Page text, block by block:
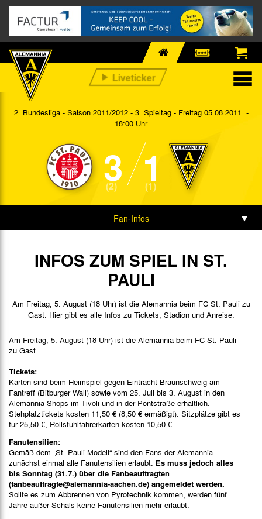
2. Bundesliga - Saison 2011/2012 - 3. Spieltag - Freitag 05.08.2011 -
18:00 Uhr
3
(2) 1
(1)
Fan-Infos
Spieldaten
Spielbericht
Stimmen
Bilder
INFOS ZUM SPIEL IN ST.
PAULI
Am Freitag, 5. August (18 Uhr) ist die Alemannia beim FC St. Pauli zu
Gast. Hier gibt es alle Infos zu Tickets, Stadion und Anreise.
Am Freitag, 5. August (18 Uhr) ist die Alemannia beim FC St. Pauli
zu Gast.
Tickets:
Karten sind beim Heimspiel gegen Eintracht Braunschweig am
Fantreff (Bitburger Wall) sowie vom 25. Juli bis 3. August in den
Alemannia-Shops im Tivoli und in der Pontstraße erhältlich.
Stehplatztickets kosten 11,50 € (8,50 € ermäßigt). Sitzplätze gibt es
für 25,50 €, Rollstuhlfahrerkarten kosten 10,50 €.
Fanutensilien:
Gemäß dem „St.-Pauli-Modell“ sind den Fans der Alemannia
zunächst einmal alle Fanutensilien erlaubt. Es muss jedoch alles
bis Sonntag (31.7.) über die Fanbeauftragten
(fanbeauftragte@alemannia-aachen.de) angemeldet werden.
Sollte es zum Abbrennen von Pyrotechnik kommen, werden fünf
Jahre außer Schals keine Fanutensilien mehr erlaubt.